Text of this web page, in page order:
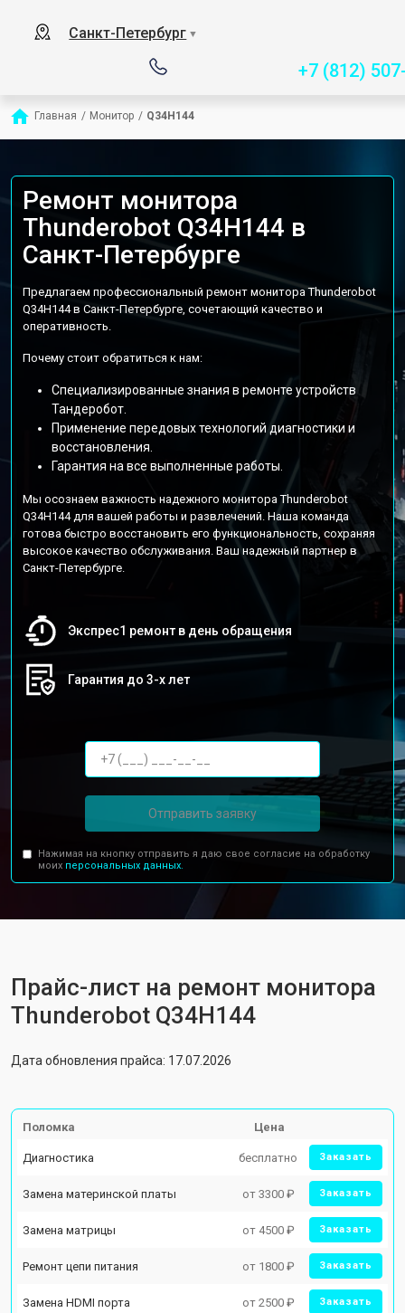
Санкт-Петербург ▼
+7 (812)
Главная / Монитор / Q34H144
Ремонт монитора
Thunderobot Q34H144 в
Санкт-Петербурге
Предлагаем профессиональный ремонт монитора Thunderobot
Q34H144 в Санкт-Петербурге, сочетающий качество и
оперативность.
Почему стоит обратиться к нам:
Специализированные знания в ремонте устройств
Тандеробот.
Применение передовых технологий диагностики и
восстановления.
Гарантия на все выполненные работы.
Мы осознаем важность надежного монитора Thunderobot
Q34H144 для вашей работы и развлечений. Наша команда
готова быстро восстановить его функциональность, сохраняя
высокое качество обслуживания. Ваш надежный партнер в
Санкт-Петербурге.
Экспрес1 ремонт в день обращения
Гарантия до 3-х лет
Отправить заявку
Нажимая на кнопку отправить я даю свое согласие на обработку
моих персональных данных.
Прайс-лист на ремонт монитора
Thunderobot Q34H144
Дата обновления прайса: 17.07.2026
Поломка Цена
Диагностика бесплатно Заказать
Замена материнской платы от 3300 ₽ Заказать
Замена матрицы от 4500 ₽ Заказать
Ремонт цепи питания от 1800 ₽ Заказать
Замена HDMI порта от 2500 ₽ Заказать